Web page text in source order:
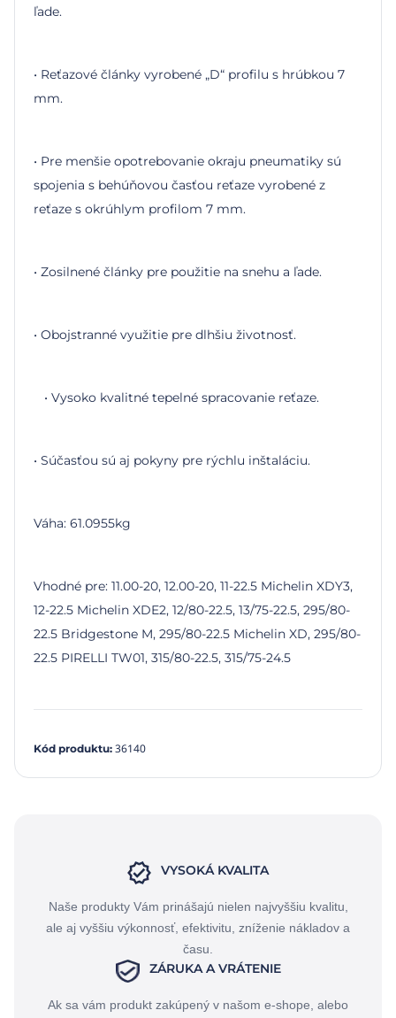
ľade.
• Reťazové články vyrobené „D“ profilu s hrúbkou 7
mm.
• Pre menšie opotrebovanie okraju pneumatiky sú
spojenia s behúňovou časťou reťaze vyrobené z
reťaze s okrúhlym profilom 7 mm.
• Zosilnené články pre použitie na snehu a ľade.
• Obojstranné využitie pre dlhšiu životnosť.
• Vysoko kvalitné tepelné spracovanie reťaze.
• Súčasťou sú aj pokyny pre rýchlu inštaláciu.
Váha: 61.0955kg
Vhodné pre: 11.00-20, 12.00-20, 11-22.5 Michelin XDY3,
12-22.5 Michelin XDE2, 12/80-22.5, 13/75-22.5, 295/80-
22.5 Bridgestone M, 295/80-22.5 Michelin XD, 295/80-
22.5 PIRELLI TW01, 315/80-22.5, 315/75-24.5
Kód produktu: 36140
VYSOKÁ KVALITA
Naše produkty Vám prinášajú nielen najvyššiu kvalitu,
ale aj vyššiu výkonnosť, efektivitu, zníženie nákladov a
času.
ZÁRUKA A VRÁTENIE
Ak sa vám produkt zakúpený v našom e-shope, alebo